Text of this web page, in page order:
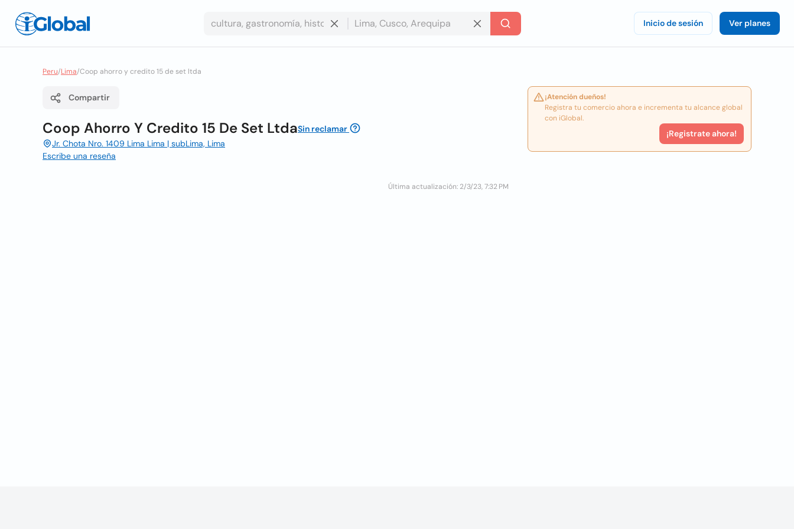
Inicio de sesión Ver planes
Peru/Lima/Coop ahorro y credito 15 de set ltda
Compartir
Coop Ahorro Y Credito 15 De Set LtdaSin reclamar
Jr. Chota Nro. 1409 Lima Lima | subLima, Lima
Escribe una reseña
Última actualización: 2/3/23, 7:32 PM
¡Atención dueños!
Registra tu comercio ahora e incrementa tu alcance global
con iGlobal.
¡Registrate ahora!